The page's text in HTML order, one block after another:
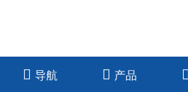
导航 产品